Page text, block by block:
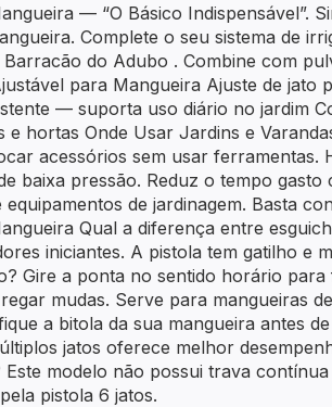
— “O Básico Indispensável”.
Complete o seu sistema de
do Adubo . Combine com
para Mangueira Ajuste de
— suporta uso diário no jardim
e hortas Onde Usar Jardins e
acessórios sem usar
baixa pressão. Reduz o tempo
de jardinagem. Basta
Qual a diferença entre
iniciantes. A pistola tem gatilho e
Gire a ponta no sentido horário
mudas. Serve para mangueiras
a bitola da sua mangueira antes
jatos oferece melhor
modelo não possui trava
pistola 6 jatos.